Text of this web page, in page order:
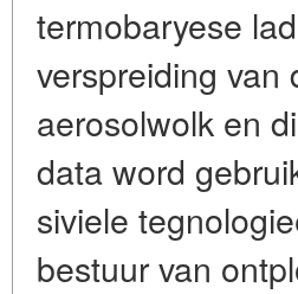
termobaryese
verspreiding van
aerosolwolk en
data word
siviele
bestuur van